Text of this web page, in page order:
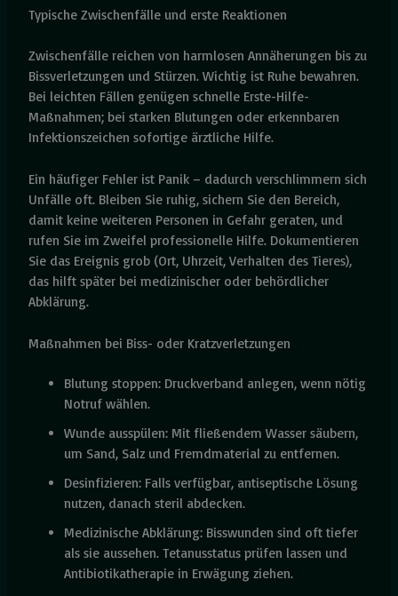
Typische Zwischenfälle und erste Reaktionen
Zwischenfälle reichen von harmlosen Annäherungen bis zu
Bissverletzungen und Stürzen. Wichtig ist Ruhe bewahren.
Bei leichten Fällen genügen schnelle Erste-Hilfe-
Maßnahmen; bei starken Blutungen oder erkennbaren
Infektionszeichen sofortige ärztliche Hilfe.
Ein häufiger Fehler ist Panik – dadurch verschlimmern sich
Unfälle oft. Bleiben Sie ruhig, sichern Sie den Bereich,
damit keine weiteren Personen in Gefahr geraten, und
rufen Sie im Zweifel professionelle Hilfe. Dokumentieren
Sie das Ereignis grob (Ort, Uhrzeit, Verhalten des Tieres),
das hilft später bei medizinischer oder behördlicher
Abklärung.
Maßnahmen bei Biss- oder Kratzverletzungen
Blutung stoppen: Druckverband anlegen, wenn nötig
Notruf wählen.
Wunde ausspülen: Mit fließendem Wasser säubern,
um Sand, Salz und Fremdmaterial zu entfernen.
Desinfizieren: Falls verfügbar, antiseptische Lösung
nutzen, danach steril abdecken.
Medizinische Abklärung: Bisswunden sind oft tiefer
als sie aussehen. Tetanusstatus prüfen lassen und
Antibiotikatherapie in Erwägung ziehen.